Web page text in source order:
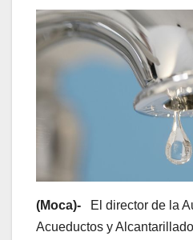
(Moca)-
El director de la
Acueductos y